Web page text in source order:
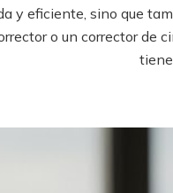
y eficiente, sino que
o un corrector